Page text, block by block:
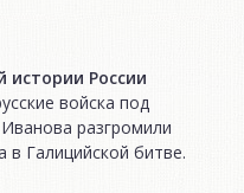
России
войска под
разгромили
в Галицийской битве.